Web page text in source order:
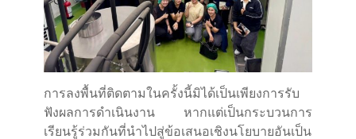
การลงพื้นที่ติดตามในครั้งนี้มิได้เป็นเพียงการรับ
ฟังผลการดำเนินงาน หากแต่เป็นกระบวนการ
เรียนรู้ร่วมกันที่นำไปสู่ข้อเสนอเชิงนโยบายอันเป็น